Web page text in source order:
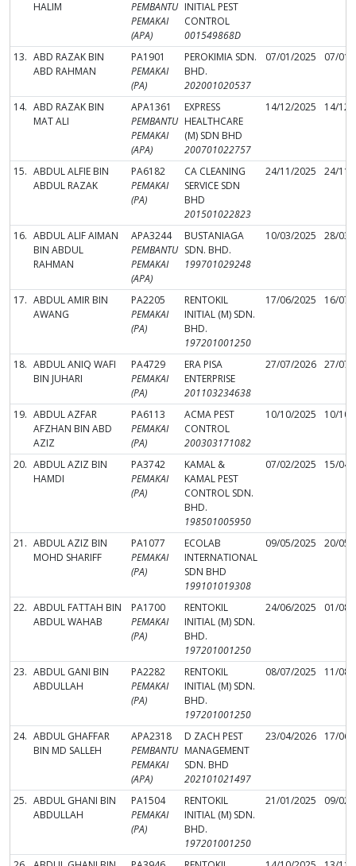
HALIM
PEMBANTU
PEMAKAI
(APA)
INITIAL PEST
CONTROL
001549868D
13. ABD RAZAK BIN
ABD RAHMAN
PA1901
PEMAKAI
(PA)
PEROKIMIA SDN.
BHD.
202001020537
07/01/2025 07/01/
14. ABD RAZAK BIN
MAT ALI
APA1361
PEMBANTU
PEMAKAI
(APA)
EXPRESS
HEALTHCARE
(M) SDN BHD
200701022757
14/12/2025 14/12/
15. ABDUL ALFIE BIN
ABDUL RAZAK
PA6182
PEMAKAI
(PA)
CA CLEANING
SERVICE SDN
BHD
201501022823
24/11/2025 24/11/
16. ABDUL ALIF AIMAN
BIN ABDUL
RAHMAN
APA3244
PEMBANTU
PEMAKAI
(APA)
BUSTANIAGA
SDN. BHD.
199701029248
10/03/2025 28/03/
17. ABDUL AMIR BIN
AWANG
PA2205
PEMAKAI
(PA)
RENTOKIL
INITIAL (M) SDN.
BHD.
197201001250
17/06/2025 16/07/
18. ABDUL ANIQ WAFI
BIN JUHARI
PA4729
PEMAKAI
(PA)
ERA PISA
ENTERPRISE
201103234638
27/07/2026 27/07/
19. ABDUL AZFAR
AFZHAN BIN ABD
AZIZ
PA6113
PEMAKAI
(PA)
ACMA PEST
CONTROL
200303171082
10/10/2025 10/10/
20. ABDUL AZIZ BIN
HAMDI
PA3742
PEMAKAI
(PA)
KAMAL &
KAMAL PEST
CONTROL SDN.
BHD.
198501005950
07/02/2025 15/04/
21. ABDUL AZIZ BIN
MOHD SHARIFF
PA1077
PEMAKAI
(PA)
ECOLAB
INTERNATIONAL
SDN BHD
199101019308
09/05/2025 20/05/
22. ABDUL FATTAH BIN
ABDUL WAHAB
PA1700
PEMAKAI
(PA)
RENTOKIL
INITIAL (M) SDN.
BHD.
197201001250
24/06/2025 01/08/
23. ABDUL GANI BIN
ABDULLAH
PA2282
PEMAKAI
(PA)
RENTOKIL
INITIAL (M) SDN.
BHD.
197201001250
08/07/2025 11/08/
24. ABDUL GHAFFAR
BIN MD SALLEH
APA2318
PEMBANTU
PEMAKAI
(APA)
D ZACH PEST
MANAGEMENT
SDN. BHD
202101021497
23/04/2026 17/06/
25. ABDUL GHANI BIN
ABDULLAH
PA1504
PEMAKAI
(PA)
RENTOKIL
INITIAL (M) SDN.
BHD.
197201001250
21/01/2025 09/02/